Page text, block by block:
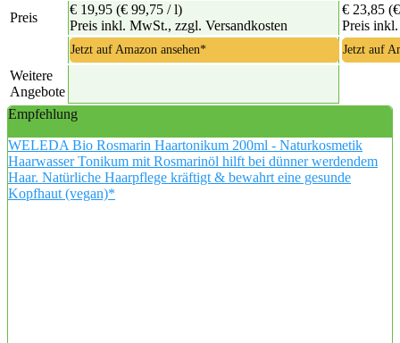
Preis
€ 19,95 (€ 99,75 / l)
Preis inkl. MwSt., zzgl. Versandkosten
€ 23,85
Preis
Jetzt auf Amazon ansehen* Jetzt auf
Weitere
Angebote
Empfehlung
WELEDA Bio Rosmarin Haartonikum 200ml - Naturkosmetik
Haarwasser Tonikum mit Rosmarinöl hilft bei dünner werdendem
Haar. Natürliche Haarpflege kräftigt & bewahrt eine gesunde
Kopfhaut (vegan)*